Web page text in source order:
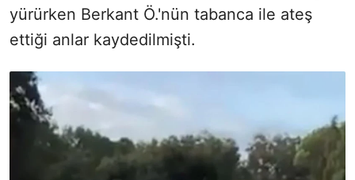
yürürken Berkant Ö.'nün tabanca ile ateş
ettiği anlar kaydedilmişti.